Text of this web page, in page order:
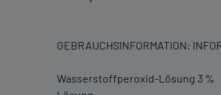
GEBRAUCHSINFORMATION:
Wasserstoffperoxid-Lösung 3 %